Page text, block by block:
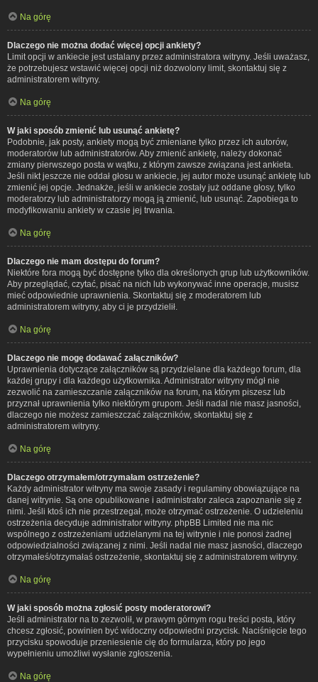
Na górę
Dlaczego nie można dodać więcej opcji ankiety?
Limit opcji w ankiecie jest ustalany przez administratora witryny. Jeśli uważasz,
że potrzebujesz wstawić więcej opcji niż dozwolony limit, skontaktuj się z
administratorem witryny.
Na górę
W jaki sposób zmienić lub usunąć ankietę?
Podobnie, jak posty, ankiety mogą być zmieniane tylko przez ich autorów,
moderatorów lub administratorów. Aby zmienić ankietę, należy dokonać
zmiany pierwszego posta w wątku, z którym zawsze związana jest ankieta.
Jeśli nikt jeszcze nie oddał głosu w ankiecie, jej autor może usunąć ankietę lub
zmienić jej opcje. Jednakże, jeśli w ankiecie zostały już oddane głosy, tylko
moderatorzy lub administratorzy mogą ją zmienić, lub usunąć. Zapobiega to
modyfikowaniu ankiety w czasie jej trwania.
Na górę
Dlaczego nie mam dostępu do forum?
Niektóre fora mogą być dostępne tylko dla określonych grup lub użytkowników.
Aby przeglądać, czytać, pisać na nich lub wykonywać inne operacje, musisz
mieć odpowiednie uprawnienia. Skontaktuj się z moderatorem lub
administratorem witryny, aby ci je przydzielił.
Na górę
Dlaczego nie mogę dodawać załączników?
Uprawnienia dotyczące załączników są przydzielane dla każdego forum, dla
każdej grupy i dla każdego użytkownika. Administrator witryny mógł nie
zezwolić na zamieszczanie załączników na forum, na którym piszesz lub
przyznał uprawnienia tylko niektórym grupom. Jeśli nadal nie masz jasności,
dlaczego nie możesz zamieszczać załączników, skontaktuj się z
administratorem witryny.
Na górę
Dlaczego otrzymałem/otrzymałam ostrzeżenie?
Każdy administrator witryny ma swoje zasady i regulaminy obowiązujące na
danej witrynie. Są one opublikowane i administrator zaleca zapoznanie się z
nimi. Jeśli ktoś ich nie przestrzegał, może otrzymać ostrzeżenie. O udzieleniu
ostrzeżenia decyduje administrator witryny. phpBB Limited nie ma nic
wspólnego z ostrzeżeniami udzielanymi na tej witrynie i nie ponosi żadnej
odpowiedzialności związanej z nimi. Jeśli nadal nie masz jasności, dlaczego
otrzymałeś/otrzymałaś ostrzeżenie, skontaktuj się z administratorem witryny.
Na górę
W jaki sposób można zgłosić posty moderatorowi?
Jeśli administrator na to zezwolił, w prawym górnym rogu treści posta, który
chcesz zgłosić, powinien być widoczny odpowiedni przycisk. Naciśnięcie tego
przycisku spowoduje przeniesienie cię do formularza, który po jego
wypełnieniu umożliwi wysłanie zgłoszenia.
Na górę